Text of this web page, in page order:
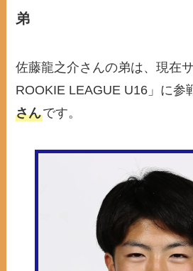
弟
佐藤龍之介さんの弟は、現在
ROOKIE LEAGUE U16」に参
さんです。